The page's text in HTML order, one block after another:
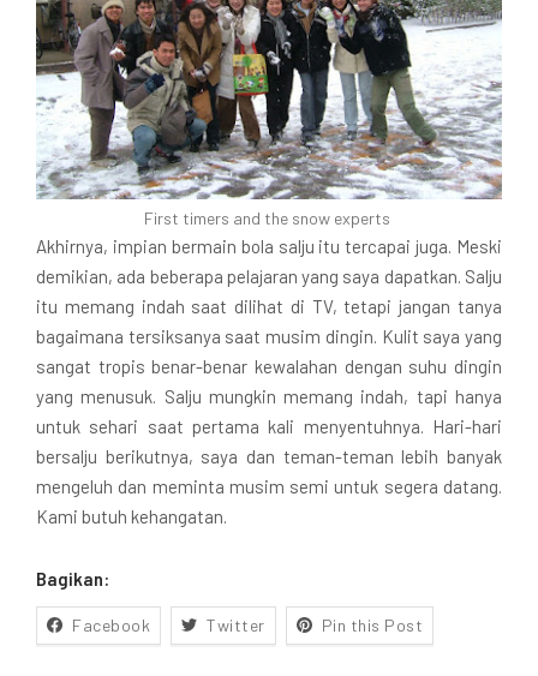
First timers and the snow experts
Akhirnya, impian bermain bola salju itu tercapai juga. Meski
demikian, ada beberapa pelajaran yang saya dapatkan. Salju
itu memang indah saat dilihat di TV, tetapi jangan tanya
bagaimana tersiksanya saat musim dingin. Kulit saya yang
sangat tropis benar-benar kewalahan dengan suhu dingin
yang menusuk. Salju mungkin memang indah, tapi hanya
untuk sehari saat pertama kali menyentuhnya. Hari-hari
bersalju berikutnya, saya dan teman-teman lebih banyak
mengeluh dan meminta musim semi untuk segera datang.
Kami butuh kehangatan.
Bagikan:
Facebook Twitter Pin this Post